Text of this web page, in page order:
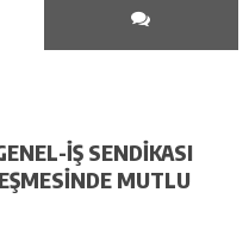
İŞ SENDİKASI
MUTLU